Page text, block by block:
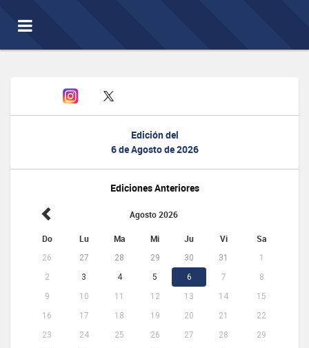
Toggle
navigation
Edición del
6 de Agosto de 2026
Ediciones Anteriores
Agosto 2026
Do Lu Ma Mi Ju Vi Sa
26 27 28 29 30 31
1
2
3 4 5 6 7
8
9
10 11 12 13 14
15
16
17 18 19 20 21
22
23
24 25 26 27 28
29